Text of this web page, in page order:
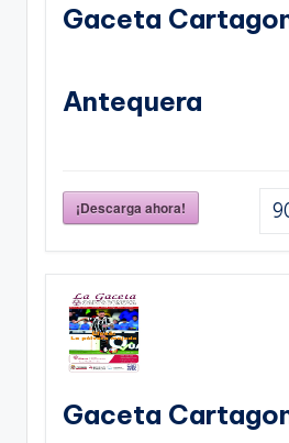
Gaceta
Antequera
¡Descarga ahora!
Gaceta